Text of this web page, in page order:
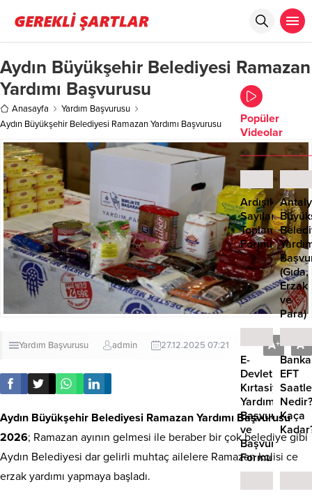
Aydın Büyükşehir Belediyesi Ramazan
Yardımı Başvurusu
Anasayfa
Yardım Başvurusu
Aydın Büyükşehir Belediyesi Ramazan Yardımı Başvurusu
Yardım Başvurusu admin 27.12.2025 07:21 A+ A-
Aydın Büyükşehir Belediyesi Ramazan Yardımı Başvurusu
2026; Ramazan ayının gelmesi ile beraber bir çok belediye gibi
Aydın Belediyesi dar gelirli muhtaç ailelere Ramazan kolisi ce
erzak yardımı yapmaya başladı.
Popüler
Videolar
Ardışık
Sayıların
Toplamı
Formülü
(Gıda,
Erzak
ve
Para)
E-
Devlet
Kırtasiye
Yardımı
Başvurusu
ve
Başvuru
Formu
EFT
Nedir?
Kaça